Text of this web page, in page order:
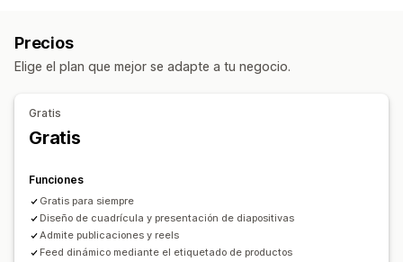
Estilos personalizados
Precios
Elige el plan que mejor se adapte a tu negocio.
Gratis
Gratis
Funciones
Gratis para siempre
Diseño de cuadrícula y presentación de diapositivas
Admite publicaciones y reels
Feed dinámico mediante el etiquetado de productos